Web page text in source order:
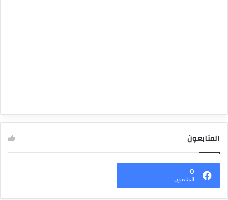
المتابعون
0
المتابعون